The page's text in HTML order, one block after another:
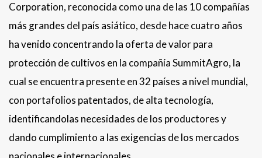
Corporation, reconocida como una de las 10 compañías
más grandes del país asiático, desde hace cuatro años
ha venido concentrando la oferta de valor para
protección de cultivos en la compañía SummitAgro, la
cual se encuentra presente en 32 países a nivel mundial,
con portafolios patentados, de alta tecnología,
identificandolas necesidades de los productores y
dando cumplimiento a las exigencias de los mercados